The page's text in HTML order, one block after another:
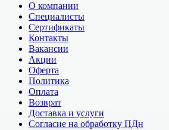
О компании
Специалисты
Сертификаты
Контакты
Вакансии
Акции
Оферта
Политика
Оплата
Возврат
Доставка и услуги
Согласие на обработку ПДн